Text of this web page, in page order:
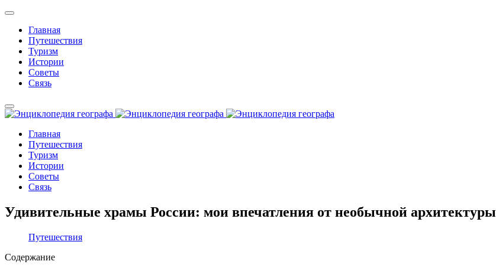
Главная
Путешествия
Туризм
Истории
Советы
Связь
Главная
Путешествия
Туризм
Истории
Советы
Связь
Удивительные храмы России: мои впечатления от необычной архитектуры
Путешествия
Содержание